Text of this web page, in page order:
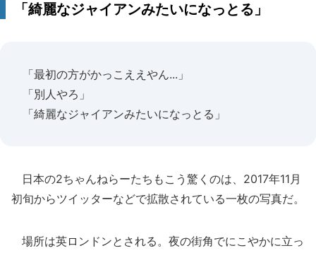
「綺麗なジャイアンみたいになっとる」
「最初の方がかっこええやん...」
「別人やろ」
「綺麗なジャイアンみたいになっとる」
日本の2ちゃんねらーたちもこう驚くのは、2017年11月
初旬からツイッターなどで拡散されている一枚の写真だ。
場所は英ロンドンとされる。夜の街角でにこやかに立っ